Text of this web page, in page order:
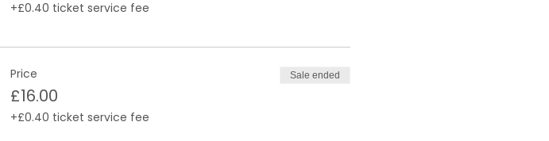
+£0.40 ticket service fee
Price
£16.00
+£0.40 ticket service fee
Sale ended